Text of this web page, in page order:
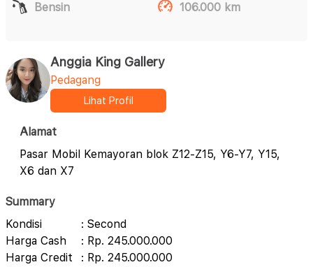
Bensin
106.000 km
Anggia King Gallery
Pedagang
Lihat Profil
Alamat
Pasar Mobil Kemayoran blok Z12-Z15, Y6-Y7, Y15,
X6 dan X7
Summary
Kondisi
: Second
Harga Cash
: Rp. 245.000.000
Harga Credit
: Rp. 245.000.000